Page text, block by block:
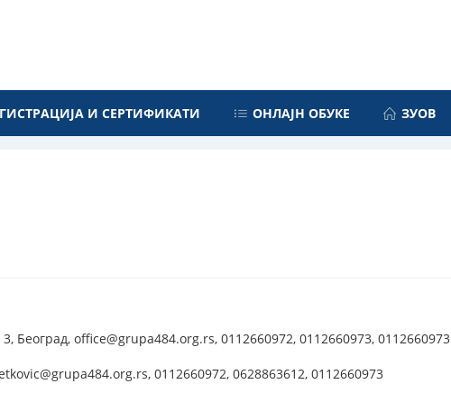
И СЕРТИФИКАТИ ОНЛАЈН ОБУКЕ ЗУОВ
Београд, office@grupa484.org.rs, 0112660972, 0112660973, 0112660973
0112660972, 0628863612, 0112660973